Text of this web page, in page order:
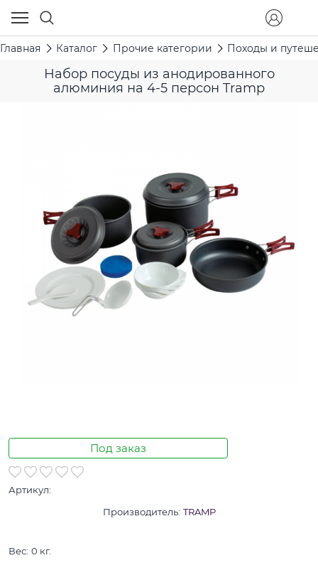
Главная Каталог Прочие категории Походы и
Набор посуды из анодированного
алюминия на 4-5 персон Tramp
Под заказ
Артикул:
Производитель: TRAMP
Вес: 0 кг.